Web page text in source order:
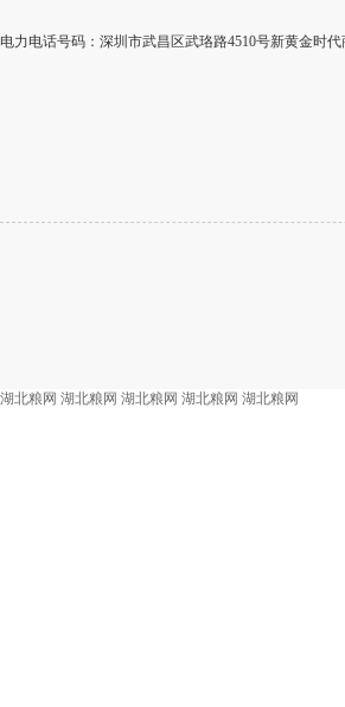
电力电话号码：深圳市武昌区武珞路4510号新黄金时
湖北粮网 湖北粮网 湖北粮网 湖北粮网 湖北粮网